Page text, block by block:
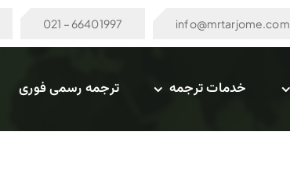
info@mrtarjome.com
66401997 – 021
خدمات ترجمه ترجمه رسمی فوری